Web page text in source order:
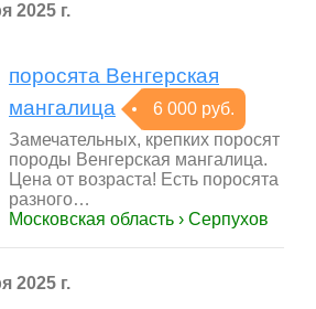
2025 г.
поросята Венгерская
мангалица
6 000 руб.
Замечательных, крепких поросят
породы Венгерская мангалица.
Цена от возраста! Есть поросята
разного…
Московская область › Серпухов
2025 г.